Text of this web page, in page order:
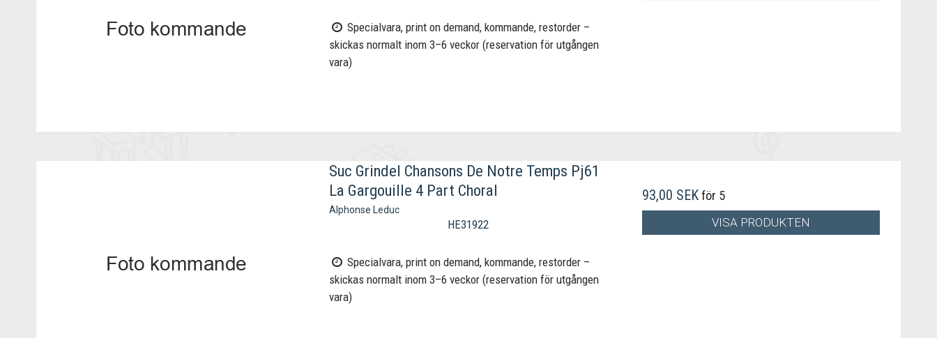
Specialvara, print on demand, kommande, restorder –
skickas normalt inom 3–6 veckor (reservation för utgången
vara)
Suc Grindel Chansons De Notre Temps Pj61
La Gargouille 4 Part Choral
Alphonse Leduc
HE31922
Specialvara, print on demand, kommande, restorder –
skickas normalt inom 3–6 veckor (reservation för utgången
vara)
93,00 SEKför 5
VISA PRODUKTEN